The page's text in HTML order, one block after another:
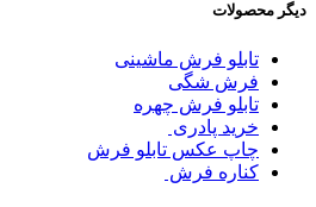
دیگر محصولات
تابلو فرش ماشینی
فرش شگی
تابلو فرش چهره
خرید پادری
چاپ عکس تابلو فرش
کناره فرش